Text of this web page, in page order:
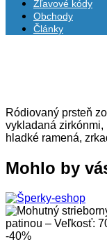
Zľavové kódy
Obchody
Články
Ródiovaný prsteň
vykladaná zirkónmi,
hladké ramená,
Mohlo by
-40%